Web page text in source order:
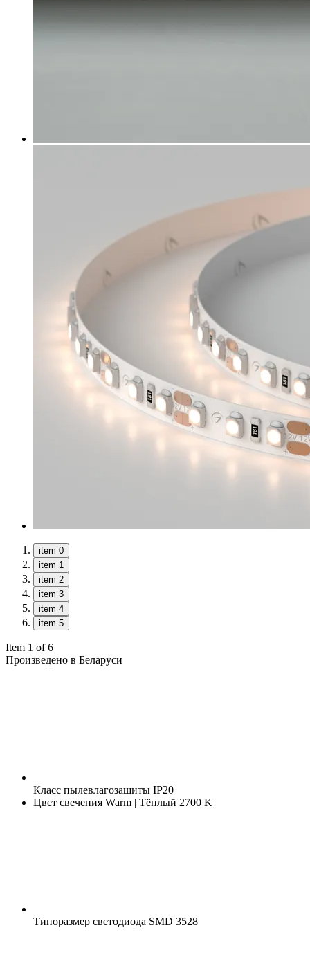
item 0
item 1
item 2
item 3
item 4
item 5
Item 1 of 6
Произведено в Беларуси
Класс пылевлагозащиты IP20
Цвет свечения Warm | Тёплый 2700 K
Типоразмер светодиода SMD 3528